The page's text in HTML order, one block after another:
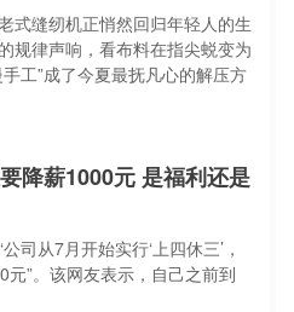
式缝纫机正悄然回归年轻人的生
规律声响，看布料在指尖蜕变为
工”成了今夏最抚凡心的解压方
降薪1000元 是福利还是
司从7月开始实行‘上四休三’，
”。该网友表示，自己之前到